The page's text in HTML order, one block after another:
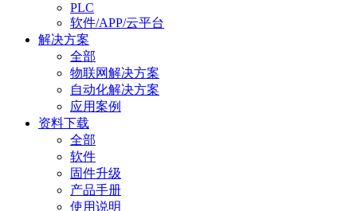
PLC
软件/APP/云平台
解决方案
全部
物联网解决方案
自动化解决方案
应用案例
资料下载
全部
软件
固件升级
产品手册
使用说明